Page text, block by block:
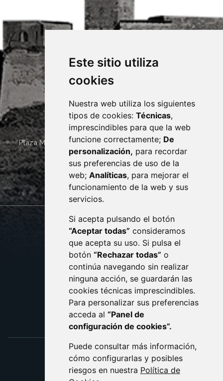
Este sitio utiliza
cookies
Nuestra web utiliza los siguientes
tipos de cookies: Técnicas,
imprescindibles para que la web
funcione correctamente; De
personalización, para recordar
sus preferencias de uso de la
web; Analíticas, para mejorar el
funcionamiento de la web y sus
servicios.
Si acepta pulsando el botón
“Aceptar todas” consideramos
que acepta su uso. Si pulsa el
botón “Rechazar todas” o
continúa navegando sin realizar
ninguna acción, se guardarán las
cookies técnicas imprescindibles.
Para personalizar sus preferencias
acceda al “Panel de
configuración de cookies”.
Puede consultar más información,
cómo configurarlas y posibles
riesgos en nuestra Política de
Plaza Mayor 4 22400 MONZÓN - ARAGÓN (ESPAÑA)
· (34) 974 400 700 ·
sac@monzon.es
monzon.es
CONTACTO
AVISO LEGAL
PROTECCIÓN DE DATOS
POLÍTICA DE COOKIES
ACCESIBILIDAD
ENLACE EXTERNO AL